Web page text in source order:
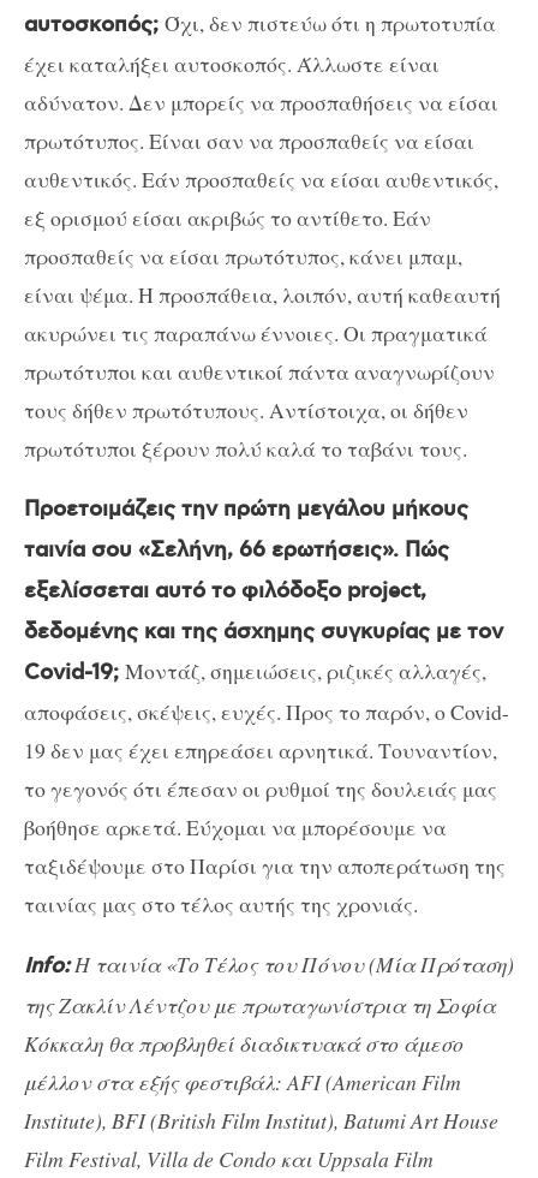
αυτοσκοπός; Όχι, δεν πιστεύω ότι η πρωτοτυπία
έχει καταλήξει αυτοσκοπός. Άλλωστε είναι
αδύνατον. Δεν μπορείς να προσπαθήσεις να είσαι
πρωτότυπος. Είναι σαν να προσπαθείς να είσαι
αυθεντικός. Εάν προσπαθείς να είσαι αυθεντικός,
εξ ορισμού είσαι ακριβώς το αντίθετο. Εάν
προσπαθείς να είσαι πρωτότυπος, κάνει μπαμ,
είναι ψέμα. H προσπάθεια, λοιπόν, αυτή καθεαυτή
ακυρώνει τις παραπάνω έννοιες. Οι πραγματικά
πρωτότυποι και αυθεντικοί πάντα αναγνωρίζουν
τους δήθεν πρωτότυπους. Αντίστοιχα, οι δήθεν
πρωτότυποι ξέρουν πολύ καλά το ταβάνι τους.
Προετοιμάζεις την πρώτη μεγάλου μήκους
ταινία σου «Σελήνη, 66 ερωτήσεις». Πώς
εξελίσσεται αυτό το φιλόδοξο project,
δεδομένης και της άσχημης συγκυρίας με τον
Covid-19; Μοντάζ, σημειώσεις, ριζικές αλλαγές,
αποφάσεις, σκέψεις, ευχές. Προς το παρόν, ο Covid-
19 δεν μας έχει επηρεάσει αρνητικά. Τουναντίον,
το γεγονός ότι έπεσαν οι ρυθμοί της δουλειάς μας
βοήθησε αρκετά. Εύχομαι να μπορέσουμε να
ταξιδέψουμε στο Παρίσι για την αποπεράτωση της
ταινίας μας στο τέλος αυτής της χρονιάς.
Info:Η ταινία «Το Τέλος του Πόνου (Μία Πρόταση)
της Ζακλίν Λέντζου με πρωταγωνίστρια τη Σοφία
Κόκκαλη θα προβληθεί διαδικτυακά στο άμεσο
μέλλον στα εξής φεστιβάλ: AFI (American Film
Ιnstitute), BFI (British Film Institut), Batumi Art House
Film Festival, Villa de Condo και Uppsala Film